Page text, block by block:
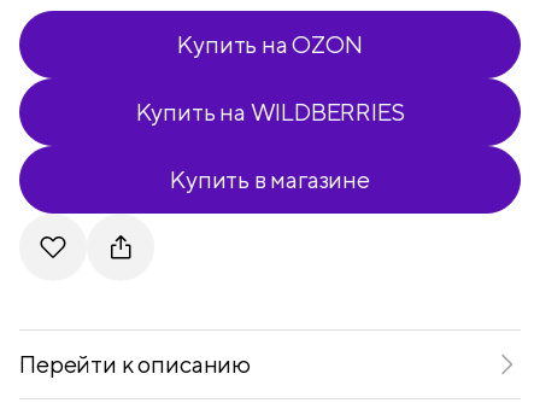
Купить на OZON
Купить на WILDBERRIES
Купить в магазине
Перейти к описанию